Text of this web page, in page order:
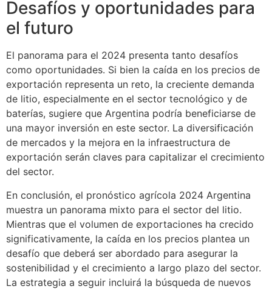
Desafíos y oportunidades para
el futuro
El panorama para el 2024 presenta tanto desafíos
como oportunidades. Si bien la caída en los precios de
exportación representa un reto, la creciente demanda
de litio, especialmente en el sector tecnológico y de
baterías, sugiere que Argentina podría beneficiarse de
una mayor inversión en este sector. La diversificación
de mercados y la mejora en la infraestructura de
exportación serán claves para capitalizar el crecimiento
del sector.
En conclusión, el pronóstico agrícola 2024 Argentina
muestra un panorama mixto para el sector del litio.
Mientras que el volumen de exportaciones ha crecido
significativamente, la caída en los precios plantea un
desafío que deberá ser abordado para asegurar la
sostenibilidad y el crecimiento a largo plazo del sector.
La estrategia a seguir incluirá la búsqueda de nuevos